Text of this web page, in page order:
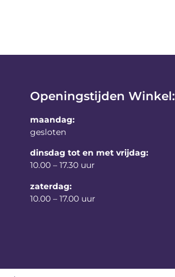
Openingstijden Winkel:
maandag:
gesloten
dinsdag tot en met vrijdag:
10.00 – 17.30 uur
zaterdag:
10.00 – 17.00 uur